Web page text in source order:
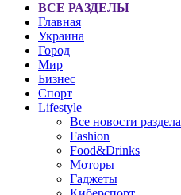
ВСЕ РАЗДЕЛЫ
Главная
Украина
Город
Мир
Бизнес
Спорт
Lifestyle
Все новости раздела
Fashion
Food&Drinks
Моторы
Гаджеты